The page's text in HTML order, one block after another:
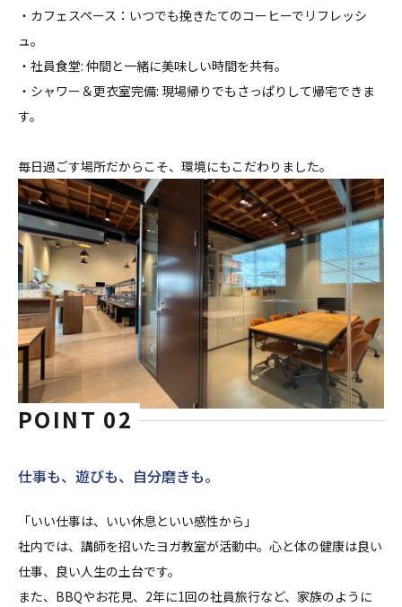
・カフェスペース：いつでも挽きたてのコーヒーでリフレッシ
ュ。
・社員食堂: 仲間と一緒に美味しい時間を共有。
・シャワー＆更衣室完備: 現場帰りでもさっぱりして帰宅できま
す。
毎日過ごす場所だからこそ、環境にもこだわりました。
POINT 02
仕事も、遊びも、自分磨きも。
「いい仕事は、いい休息といい感性から」
社内では、講師を招いたヨガ教室が活動中。心と体の健康は良い
仕事、良い人生の土台です。
また、BBQやお花見、2年に1回の社員旅行など、家族のように